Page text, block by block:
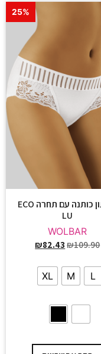
25%
תחתון כותנה עם תחרה ECO
LU
WOLBAR
₪109.90
₪82.43
L
M
XL